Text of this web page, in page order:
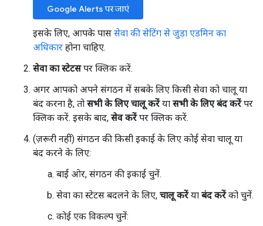
Google Alerts पर जाएं
इसके लिए, आपके पास सेवा की सेटिंग से जुड़ा एडमिन का
अधिकार होना चाहिए.
सेवा का स्टेटसपर क्लिक करें.
अगर आपको अपने संगठन में सबके लिए किसी सेवा को चालू या
बंद करना है, तो सभी के लिए चालू करेंया सभी के लिए बंद करेंपर
क्लिक करें. इसके बाद, सेव करेंपर क्लिक करें.
(ज़रूरी नहीं) संगठन की किसी इकाई के लिए कोई सेवा चालू या
बंद करने के लिए:
बाईं ओर, संगठन की इकाई चुनें.
सेवा का स्टेटस बदलने के लिए, चालू करेंया बंद करेंको चुनें.
कोई एक विकल्प चुनें: